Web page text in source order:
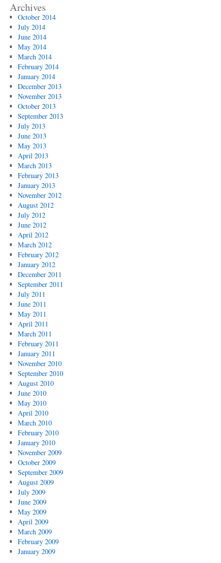
Archives
October 2014
July 2014
June 2014
May 2014
March 2014
February 2014
January 2014
December 2013
November 2013
October 2013
September 2013
July 2013
June 2013
May 2013
April 2013
March 2013
February 2013
January 2013
November 2012
August 2012
July 2012
June 2012
April 2012
March 2012
February 2012
January 2012
December 2011
September 2011
July 2011
June 2011
May 2011
April 2011
March 2011
February 2011
January 2011
November 2010
September 2010
August 2010
June 2010
May 2010
April 2010
March 2010
February 2010
January 2010
November 2009
October 2009
September 2009
August 2009
July 2009
June 2009
May 2009
April 2009
March 2009
February 2009
January 2009